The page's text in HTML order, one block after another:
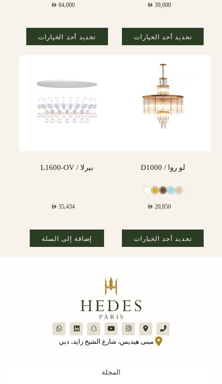
AED 39,000
تحديد أحد الخيارات
AED 84,000
تحديد أحد الخيارات
لو روا / D1000
AED 20,850
تحديد أحد الخيارات
بيرلا / L1600-OV
AED 35,434
إضافة إلى السلة
مبنى هيديس، شارع الشيخ زايد، دبي
المجلة